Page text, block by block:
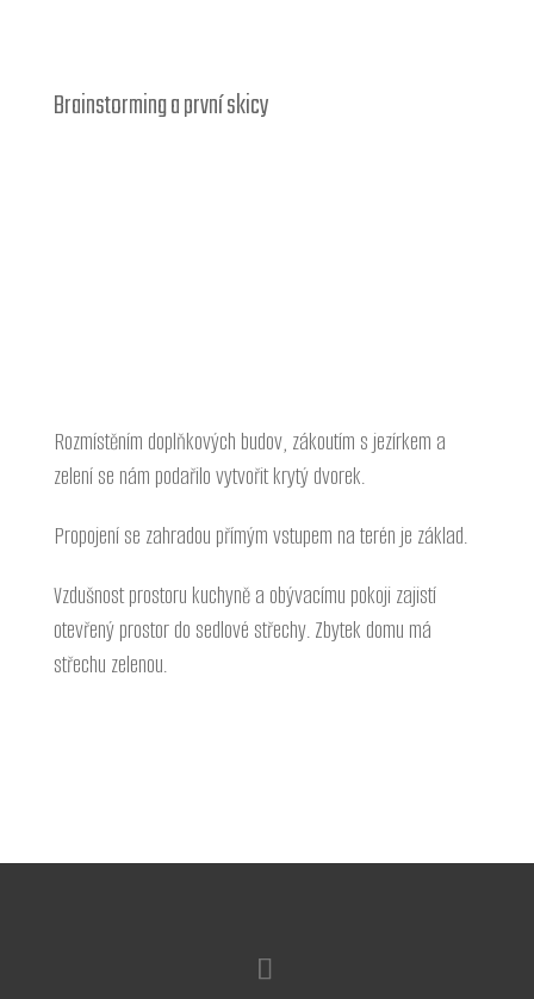
Brainstorming a první skicy
Rozmístěním doplňkových budov, zákoutím s jezírkem a
zelení se nám podařilo vytvořit krytý dvorek.
Propojení se zahradou přímým vstupem na terén je základ.
Vzdušnost prostoru kuchyně a obývacímu pokoji zajistí
otevřený prostor do sedlové střechy. Zbytek domu má
střechu zelenou.